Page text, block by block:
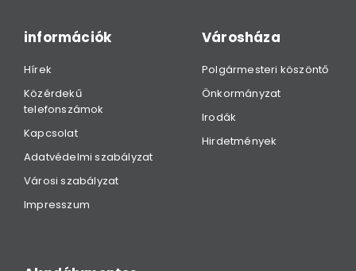
információk
Hírek
Közérdekű
telefonszámok
Kapcsolat
Adatvédelmi szabályzat
Városi szabályzat
Impresszum
Városháza
Polgármesteri köszöntő
Önkormányzat
Irodák
Hirdetmények